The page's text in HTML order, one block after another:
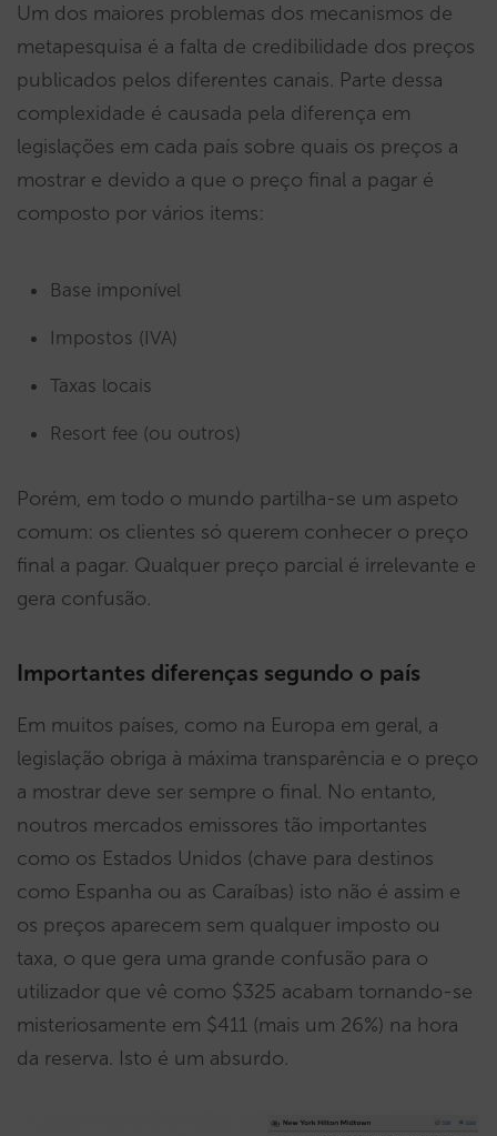
Um dos maiores problemas dos mecanismos de
metapesquisa é a falta de credibilidade dos preços
publicados pelos diferentes canais. Parte dessa
complexidade é causada pela diferença em
legislações em cada país sobre quais os preços a
mostrar e devido a que o preço final a pagar é
composto por vários items:
Base imponível
Impostos (IVA)
Taxas locais
Resort fee (ou outros)
Porém, em todo o mundo partilha-se um aspeto
comum: os clientes só querem conhecer o preço
final a pagar. Qualquer preço parcial é irrelevante e
gera confusão.
Importantes diferenças segundo o país
Em muitos países, como na Europa em geral, a
legislação obriga à máxima transparência e o preço
a mostrar deve ser sempre o final. No entanto,
noutros mercados emissores tão importantes
como os Estados Unidos (chave para destinos
como Espanha ou as Caraíbas) isto não é assim e
os preços aparecem sem qualquer imposto ou
taxa, o que gera uma grande confusão para o
utilizador que vê como $325 acabam tornando-se
misteriosamente em $411 (mais um 26%) na hora
da reserva. Isto é um absurdo.